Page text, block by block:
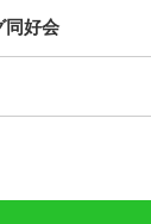
同好会